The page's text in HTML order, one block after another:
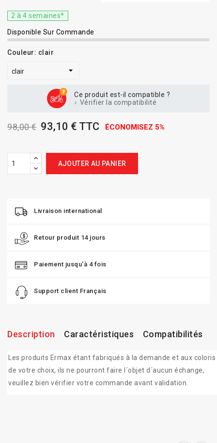
2 à 4 semaines*
Disponible Sur Commande
Couleur: clair
Ce produit est-il compatible ?
Vérifier la compatibilité
98,00 € 93,10 € TTC ÉCONOMISEZ 5%
AJOUTER AU PANIER
Livraison international
Retour produit 14 jours
Paiement jusqu'à 4 fois
Support client Français
Description Caractéristiques Compatibilités
Les produits Ermax étant fabriqués à la demande et aux coloris
de votre choix, ils ne pourront faire l´objet d´aucun échange,
veuillez bien vérifier votre commande avant validation.